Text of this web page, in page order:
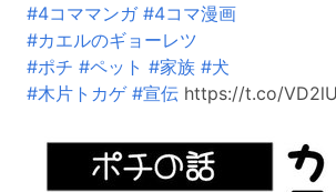
#4コママンガ #4コマ漫画
#カエルのギョーレツ
#ポチ #ペット #家族 #犬
#木片トカゲ #宣伝 https://t.co/